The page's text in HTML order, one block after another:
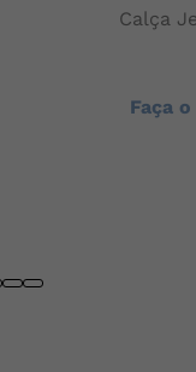
Calça
Faça